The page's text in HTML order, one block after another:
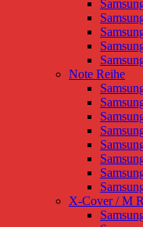
Note Reihe
X-Cover / M